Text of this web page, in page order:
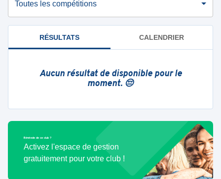
Toutes les compétitions
RÉSULTATS CALENDRIER
Aucun résultat de disponible pour le
moment. 😔
Bénévole de ce club ?
Activez l'espace de gestion
gratuitement pour votre club !